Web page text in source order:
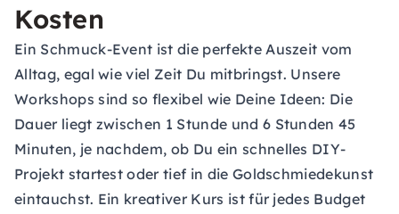
Kosten
Ein Schmuck-Event ist die perfekte Auszeit vom
Alltag, egal wie viel Zeit Du mitbringst. Unsere
Workshops sind so flexibel wie Deine Ideen: Die
Dauer liegt zwischen 1 Stunde und 6 Stunden 45
Minuten, je nachdem, ob Du ein schnelles DIY-
Projekt startest oder tief in die Goldschmiedekunst
eintauchst. Ein kreativer Kurs ist für jedes Budget